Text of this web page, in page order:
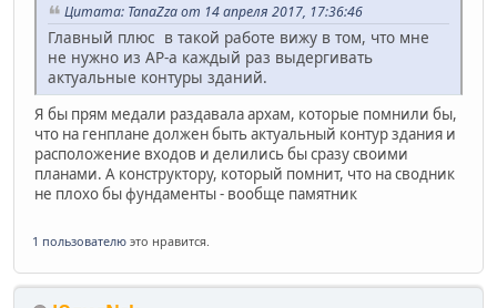
Цитата: TanaZza от 14 апреля 2017, 17:36:46
Главный плюс в такой работе вижу в том, что мне
не нужно из АР-а каждый раз выдергивать
актуальные контуры зданий.
Я бы прям медали раздавала архам, которые помнили бы,
что на генплане должен быть актуальный контур здания и
расположение входов и делились бы сразу своими
планами. А конструктору, который помнит, что на сводник
не плохо бы фундаменты - вообще памятник
1 пользователю это нравится.